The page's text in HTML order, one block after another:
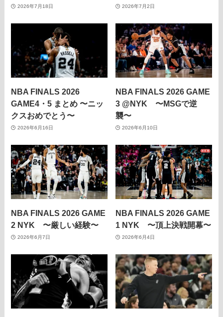
2026年7月18日 2026年7月2日
NBA FINALS 2026
GAME4・5 まとめ 〜ニッ
クスおめでとう〜
2026年6月16日
NBA FINALS 2026 GAME
3 @NYK 〜MSGで逆
襲〜
2026年6月10日
NBA FINALS 2026 GAME
2 NYK 〜厳しい経験〜
2026年6月7日
NBA FINALS 2026 GAME
1 NYK 〜頂上決戦開幕〜
2026年6月4日